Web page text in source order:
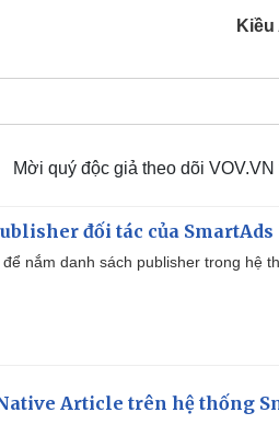
Mời quý độc giả theo dõi VOV.VN
đối tác của SmartAds
nắm danh sách publisher trong hệ
Article trên hệ thống